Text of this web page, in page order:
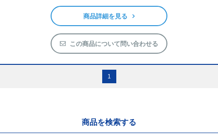
商品詳細を見る
この商品について問い合わせる
1
商品を検索する